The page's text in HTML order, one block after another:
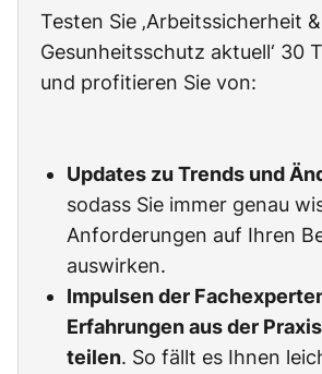
Testen Sie ‚Arbeitssicherheit &
Gesunheitsschutz aktuell‘ 30
und profitieren Sie von:
Updates zu Trends und
sodass Sie immer genau
Anforderungen auf Ihren
auswirken.
Impulsen der
Erfahrungen aus der
teilen. So fällt es Ihnen